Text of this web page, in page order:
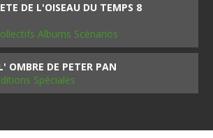
DE L'OISEAU DU TEMPS 8
Albums Scénarios
OMBRE DE PETER PAN
Spéciales